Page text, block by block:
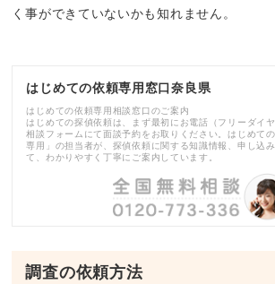
く事ができていないかも知れません。
はじめての依頼専用窓口奈良県
はじめての依頼専用相談窓口のご案内
はじめての探偵依頼は、まず最初にお電話（フリーダイ
相談フォームにて面談予約をお取りください。はじめて
専用」の担当者が、探偵依頼に関する知識情報、申し込
て、わかりやすく丁寧にご案内しています。
調査の依頼方法